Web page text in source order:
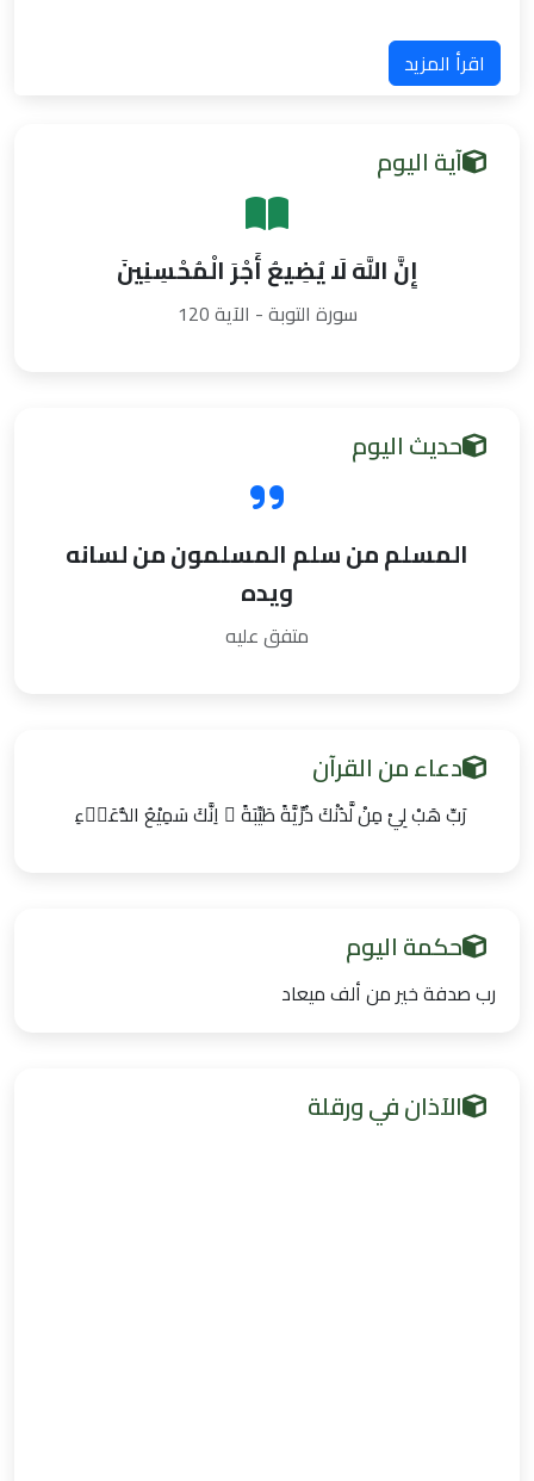
اقرأ المزيد
آية اليوم
إِنَّ اللَّهَ لَا يُضِيعُ أَجْرَ الْمُحْسِنِينَ
سورة التوبة - الآية 120
حديث اليوم
المسلم من سلم المسلمون من لسانه
ويده
متفق عليه
دعاء من القرآن
رَبِّ ھَبْ لِيْ مِنْ لَّدُنْكَ ذُرِّيَّةً طَيِّبَةً ۚ اِنَّكَ سَمِيْعُ الدُّعَاۗءِ
حكمة اليوم
رب صدفة خير من ألف ميعاد
الآذان في ورقلة